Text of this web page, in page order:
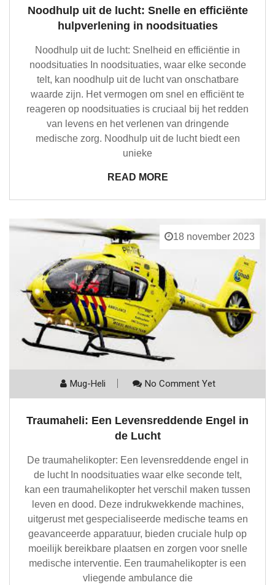
Noodhulp uit de lucht: Snelle en efficiënte
hulpverlening in noodsituaties
Noodhulp uit de lucht: Snelheid en efficiëntie in
noodsituaties In noodsituaties, waar elke seconde
telt, kan noodhulp uit de lucht van onschatbare
waarde zijn. Het vermogen om snel en efficiënt te
reageren op noodsituaties is cruciaal bij het redden
van levens en het verlenen van dringende
medische zorg. Noodhulp uit de lucht biedt een
unieke
READ MORE
18 november 2023
Mug-Heli No Comment Yet
Traumaheli: Een Levensreddende Engel in
de Lucht
De traumahelikopter: Een levensreddende engel in
de lucht In noodsituaties waar elke seconde telt,
kan een traumahelikopter het verschil maken tussen
leven en dood. Deze indrukwekkende machines,
uitgerust met gespecialiseerde medische teams en
geavanceerde apparatuur, bieden cruciale hulp op
moeilijk bereikbare plaatsen en zorgen voor snelle
medische interventie. Een traumahelikopter is een
vliegende ambulance die